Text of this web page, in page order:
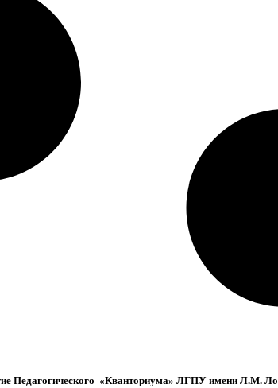
Педагогического «Кванториума» ЛГПУ имени Л.М.